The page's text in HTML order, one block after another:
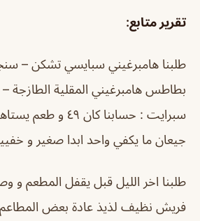
تقرير متابع:
طلبنا هامبرغيني سبايسي تشكن –
سبرايت : حسابنا
جيعان ما يكفي واحد ابدا صغير و
طلبنا اخر الليل قبل يقفل المطعم و
فريش نظيف لذيذ عادة بعض المطاعم